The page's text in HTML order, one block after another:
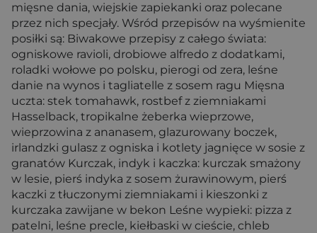
mięsne dania, wiejskie zapiekanki oraz polecane
przez nich specjały. Wśród przepisów na wyśmienite
posiłki są: Biwakowe przepisy z całego świata:
ogniskowe ravioli, drobiowe alfredo z dodatkami,
roladki wołowe po polsku, pierogi od zera, leśne
danie na wynos i tagliatelle z sosem ragu Mięsna
uczta: stek tomahawk, rostbef z ziemniakami
Hasselback, tropikalne żeberka wieprzowe,
wieprzowina z ananasem, glazurowany boczek,
irlandzki gulasz z ­ogniska i kotlety jagnięce w sosie z
granatów Kurczak, indyk i kaczka: kurczak smażony
w lesie, pierś indyka z sosem żurawinowym, pierś
kaczki z tłuczonymi ziemniakami i kieszonki z
kurczaka zawijane w bekon Leśne wypieki: pizza z
patelni, leśne precle, kiełbaski w cieście, chleb